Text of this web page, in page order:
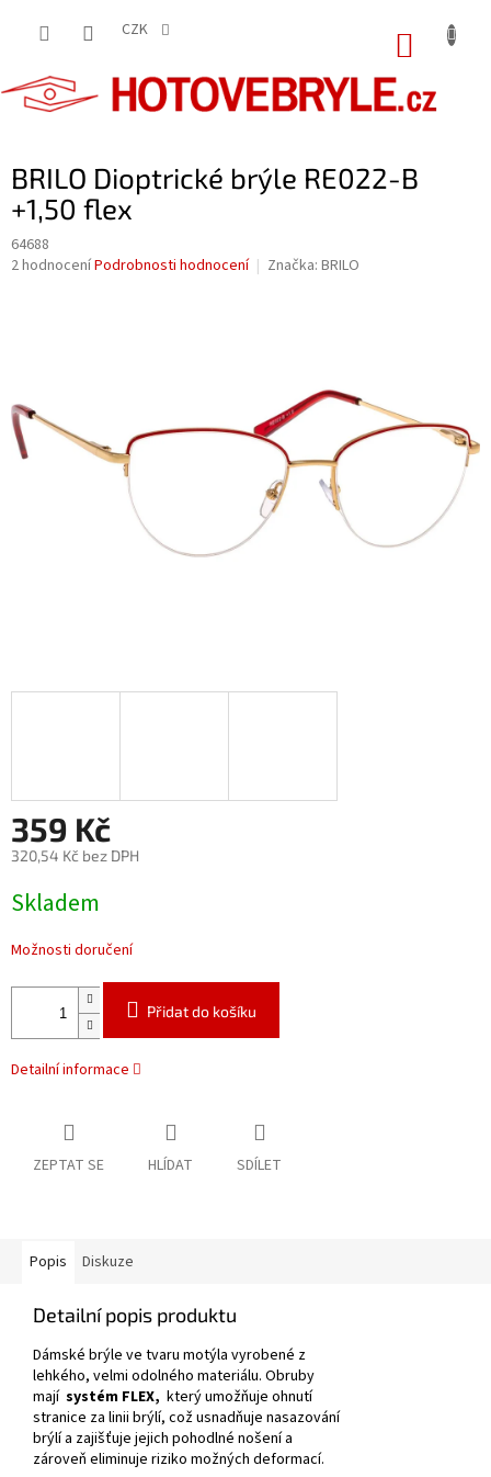
CZK
BRILO Dioptrické brýle RE022-B
+1,50 flex
64688
Průměrné
hvězdiček.
2 hodnoceníPodrobnosti hodnocení Značka: BRILO
359 Kč
320,54 Kč bez DPH
cena:
Skladem
Možnosti doručení
Přidat do košíku
Detailní informace
ZEPTAT SE HLÍDAT SDÍLET
Popis Diskuze
Detailní popis produktu
Dámské brýle ve tvaru motýla vyrobené z
lehkého, velmi odolného materiálu. Obruby
mají systém FLEX, který umožňuje ohnutí
stranice za linii brýlí, což usnadňuje nasazování
brýlí a zajišťuje jejich pohodlné nošení a
zároveň eliminuje riziko možných deformací.